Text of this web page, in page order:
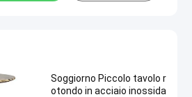
Soggiorno Piccolo tavolo r
otondo in acciaio inossida